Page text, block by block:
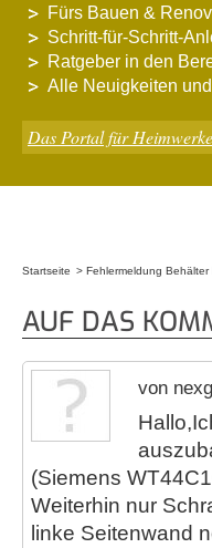
Fürs Bauen &
Schritt-für-Schritt-
Ratgeber in den
Alle Neuigkeiten
Das Portal für
Startseite Fehlermeldung
AUF DAS
von
(Siemens
Weiterhin nur
linke Seitenwand